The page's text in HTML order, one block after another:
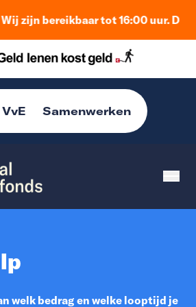
zijn bereikbaar tot 16:00 uur.
VvE Samenwerken
welk bedrag en welke looptijd je